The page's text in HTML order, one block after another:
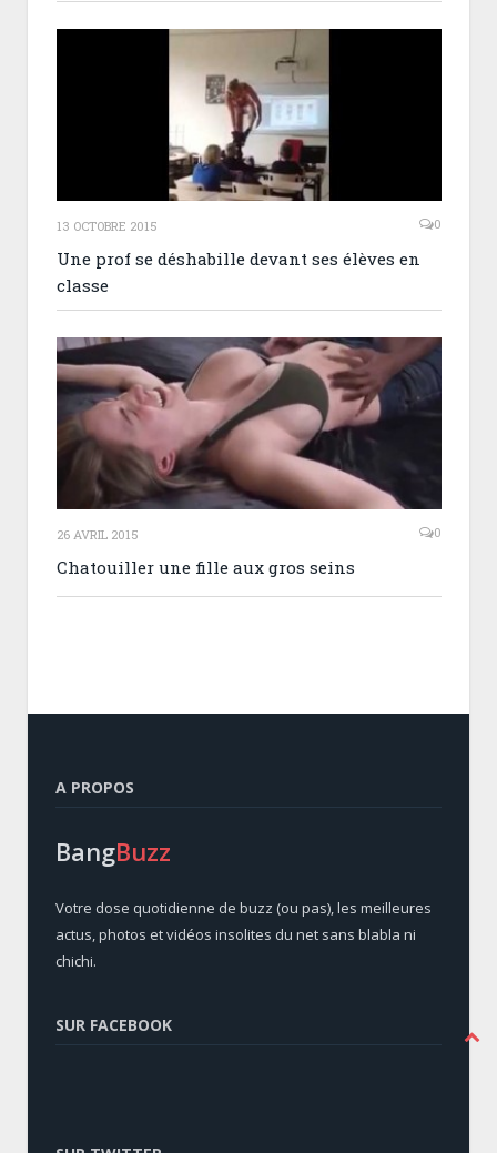
13 OCTOBRE 2015 0
Une prof se déshabille devant ses élèves en
classe
26 AVRIL 2015 0
Chatouiller une fille aux gros seins
A PROPOS
BangBuzz
Votre dose quotidienne de buzz (ou pas), les meilleures
actus, photos et vidéos insolites du net sans blabla ni
chichi.
SUR FACEBOOK